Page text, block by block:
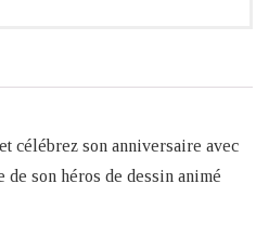
célébrez son anniversaire avec
de son héros de dessin animé